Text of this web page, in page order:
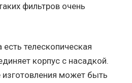
фильтров очень
телескопическая
корпус с насадкой.
может быть